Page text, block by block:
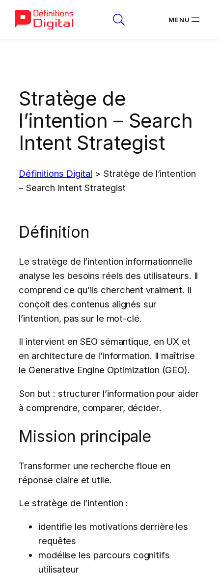
Stratège de
l’intention – Search
Intent Strategist
Définitions Digital > Stratège de l’intention
– Search Intent Strategist
Définition
Le stratège de l’intention informationnelle
analyse les besoins réels des utilisateurs. Il
comprend ce qu’ils cherchent vraiment. Il
conçoit des contenus alignés sur
l’intention, pas sur le mot-clé.
Il intervient en SEO sémantique, en UX et
en architecture de l’information. Il maîtrise
le Generative Engine Optimization (GEO).
Son but : structurer l’information pour aider
à comprendre, comparer, décider.
Mission principale
Transformer une recherche floue en
réponse claire et utile.
Le stratège de l’intention :
identifie les motivations derrière les
requêtes
modélise les parcours cognitifs
utilisateur